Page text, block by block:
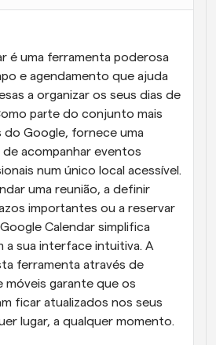
é uma ferramenta poderosa
e agendamento que ajuda
a organizar os seus dias de
parte do conjunto mais
do Google, fornece uma
de acompanhar eventos
num único local acessível.
uma reunião, a definir
importantes ou a reservar
Calendar simplifica
a sua interface intuitiva. A
ferramenta através de
móveis garante que os
ficar atualizados nos seus
lugar, a qualquer momento.